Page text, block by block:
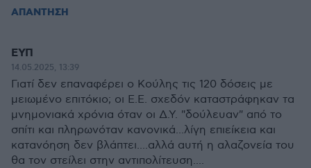
ΑΠΑΝΤΗΣΗ
ΕΥΠ
14.05.2025, 13:39
Γιατί δεν επαναφέρει ο Κούλης τις 120 δόσεις με
μειωμένο επιτόκιο; οι Ε.Ε. σχεδόν καταστράφηκαν τα
μνημονιακά χρόνια όταν οι Δ.Υ. "δούλευαν" από το
σπίτι και πληρωνόταν κανονικά...λίγη επιείκεια και
κατανόηση δεν βλάπτει....αλλά αυτή η αλαζονεία του
θα τον στείλει στην αντιπολίτευση....